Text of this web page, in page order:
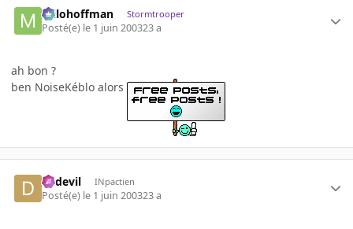
milohoffman Stormtrooper
Posté(e) le 1 juin 200323 a
ah bon ?
ben NoiseKéblo alors
dadevil INpactien
Posté(e) le 1 juin 200323 a